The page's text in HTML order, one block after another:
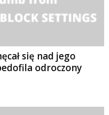
się nad jego
odroczony